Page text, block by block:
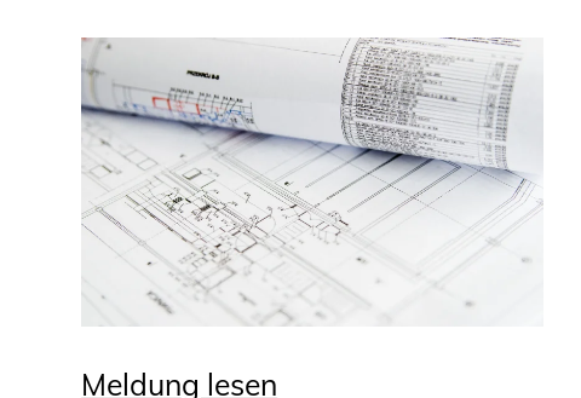
Meldung lesen